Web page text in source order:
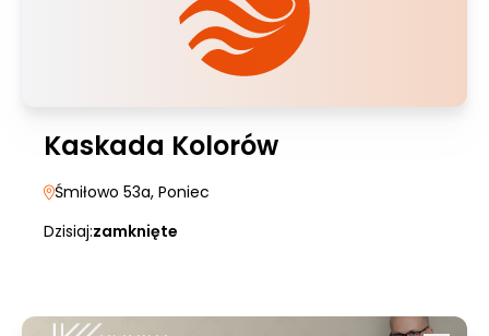
Kaskada Kolorów
Śmiłowo 53a, Poniec
Dzisiaj:zamknięte